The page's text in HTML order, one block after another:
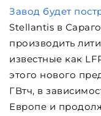
Завод будет
Stellantis в
производить
известные как
этого нового
ГВтч, в
Европе и